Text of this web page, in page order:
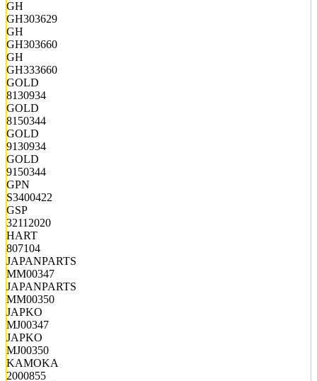
GH
GH303629
GH
GH303660
GH
GH333660
GOLD
8130934
GOLD
8150344
GOLD
9130934
GOLD
9150344
GPN
S3400422
GSP
32112020
HART
807104
JAPANPARTS
MM00347
JAPANPARTS
MM00350
JAPKO
MJ00347
JAPKO
MJ00350
KAMOKA
2000855